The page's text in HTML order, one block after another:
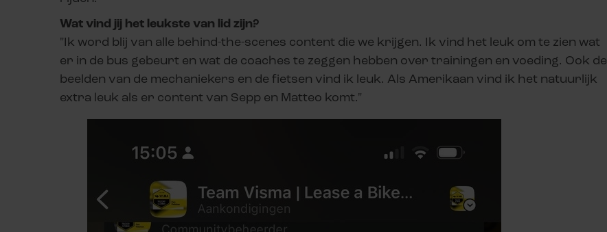
Wat vind jij het leukste van lid zijn?
"Ik word blij van alle behind-the-scenes content die we krijgen. Ik vind het leuk om te zien wat
er in de bus gebeurt en wat de coaches te zeggen hebben over trainingen en voeding. Ook de
beelden van de mechaniekers en de fietsen vind ik leuk. Als Amerikaan vind ik het natuurlijk
extra leuk als er content van Sepp en Matteo komt."